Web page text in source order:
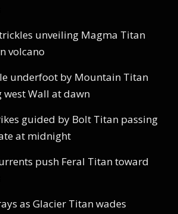
unveiling Magma Titan
volcano
underfoot by Mountain Titan
Wall at dawn
guided by Bolt Titan passing
at midnight
push Feral Titan toward
as Glacier Titan wades